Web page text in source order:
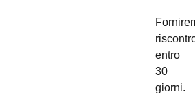
entro
30
giorni.